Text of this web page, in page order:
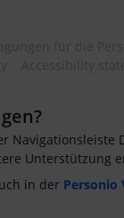
Navigationsleiste
Unterstützung
in der Personio